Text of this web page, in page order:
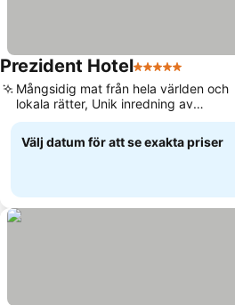
Prezident Hotel5 Stjärnor
Mångsidig mat från hela världen och
lokala rätter, Unik inredning av
världsklass
Välj datum för att se exakta priser